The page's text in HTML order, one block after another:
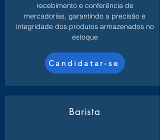
recebimento e conferência de
mercadorias, garantindo a precisão e
integridade dos produtos armazenados no
estoque
Candidatar-se
Barista